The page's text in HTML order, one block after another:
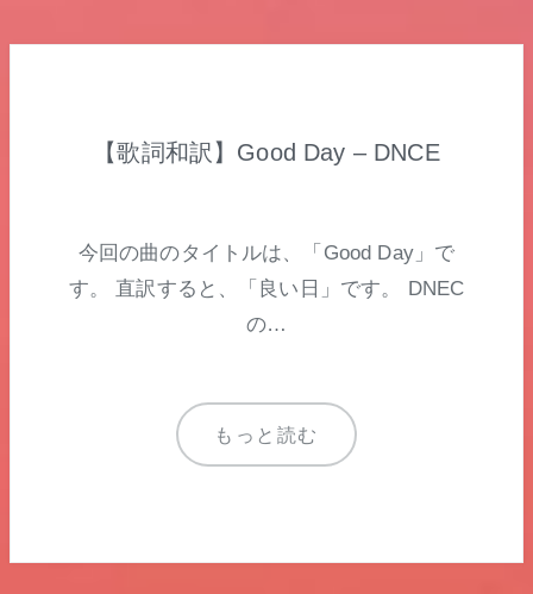
【歌詞和訳】Good Day – DNCE
今回の曲のタイトルは、「Good Day」で
す。 直訳すると、「良い日」です。 DNEC
の…
もっと読む